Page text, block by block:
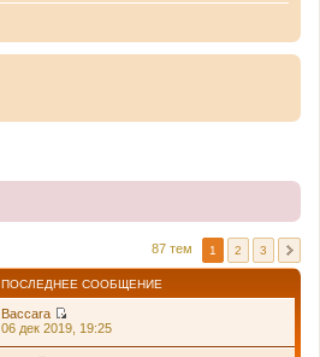
87 тем 1 2 3
ПОСЛЕДНЕЕ СООБЩЕНИЕ
Baccara
П
е
06 дек 2019, 19:25